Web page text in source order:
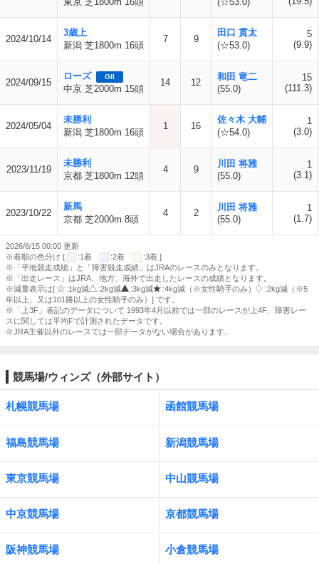
2024/10/14
3歳上
新潟 芝1800m 16頭
7 9
田口 貫太
(☆53.0)
5
(9.9)
2024/09/15
ローズ GII
中京 芝2000m 15頭
14 12
和田 竜二
(55.0)
15
(111.3)
2024/05/04
未勝利
新潟 芝1800m 16頭
1 16
佐々木 大輔
(☆54.0)
1
(3.0)
2023/11/19
未勝利
京都 芝1800m 12頭
4 9
川田 将雅
(55.0)
1
(3.1)
2023/10/22
新馬
京都 芝2000m 8頭
4 2
川田 将雅
(55.0)
1
(1.7)
2026/6/15 00:00 更新
※着順の色分け [
:1着 :2着
:3着 ]
※「平地競走成績」と「障害競走成績」はJRAのレースのみとなります。
※「出走レース」はJRA、地方、海外で出走したレースの成績となります。
※減量表示は[
:1kg減 :2kg減 :3kg減 :4kg減（※女性騎手のみ）
:2kg減（※5
年以上、又は101勝以上の女性騎手のみ）] です。
※「上3F」表記のデータについて 1993年4月以前では一部のレースが上4F、障害レー
スに関しては平均Fで計測されたデータです。
※JRA主催以外のレースでは一部データがない場合があります。
競馬場/ウィンズ（外部サイト）
札幌競馬場 函館競馬場
福島競馬場 新潟競馬場
東京競馬場 中山競馬場
中京競馬場 京都競馬場
阪神競馬場 小倉競馬場